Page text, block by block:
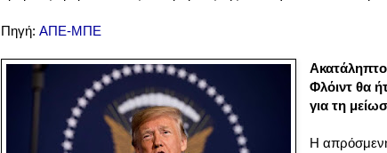
Πηγή: ΑΠΕ-ΜΠΕ
Φλόιντ θα
για τη
Η